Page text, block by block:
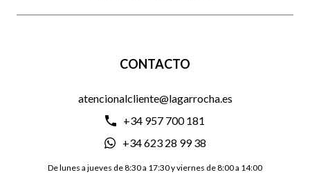
CONTACTO
atencionalcliente@lagarrocha.es
+34 957 700 181
+34 623 28 99 38
De lunes a jueves de 8:30 a 17:30 y viernes de 8:00 a 14:00